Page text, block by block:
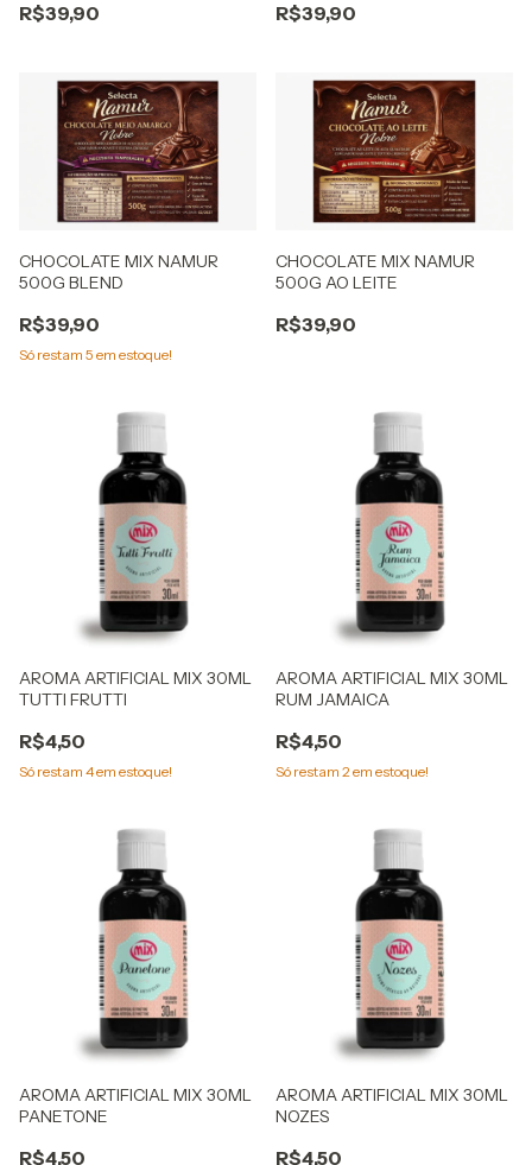
R$39,90 R$39,90
CHOCOLATE MIX NAMUR
500G BLEND
R$39,90
Só restam 5 em estoque!
CHOCOLATE MIX NAMUR
500G AO LEITE
R$39,90
AROMA ARTIFICIAL MIX 30ML
TUTTI FRUTTI
R$4,50
Só restam 4em estoque!
AROMA ARTIFICIAL MIX 30ML
RUM JAMAICA
R$4,50
Só restam 2 em estoque!
AROMA ARTIFICIAL MIX 30ML
PANETONE
R$4,50
AROMA ARTIFICIAL MIX 30ML
NOZES
R$4,50